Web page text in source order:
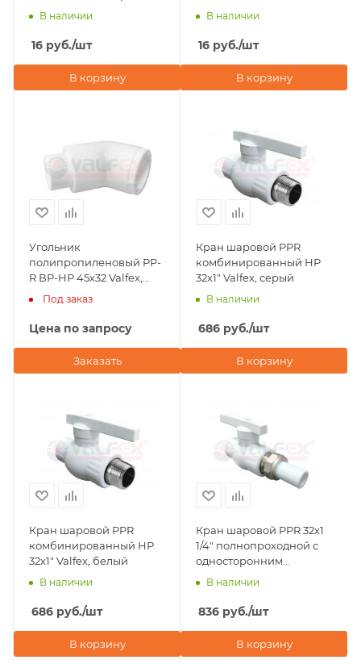
В наличии
16 руб./шт
В корзину
В наличии
16 руб./шт
В корзину
Угольник
полипропиленовый PP-
R ВР-НР 45х32 Valfex,
белый
Под заказ
Цена по запросу
Заказать
Кран шаровой PPR
комбинированный НР
32х1" Valfex, серый
В наличии
686 руб./шт
В корзину
Кран шаровой PPR
комбинированный НР
32х1" Valfex, белый
В наличии
686 руб./шт
В корзину
Кран шаровой PPR 32x1
1/4" полнопроходной с
односторонним
разъемным
серый
В наличии
836 руб./шт
В корзину